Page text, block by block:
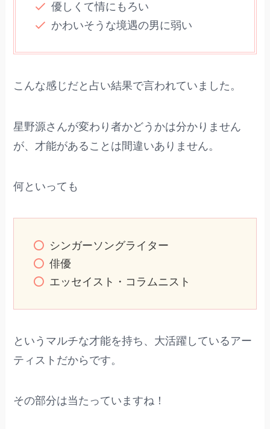
優しくて情にもろい
かわいそうな境遇の男に弱い
こんな感じだと占い結果で言われていました。
星野源さんが変わり者かどうかは分かりません
が、才能があることは間違いありません。
何といっても
シンガーソングライター
俳優
エッセイスト・コラムニスト
というマルチな才能を持ち、大活躍しているアー
ティストだからです。
その部分は当たっていますね！